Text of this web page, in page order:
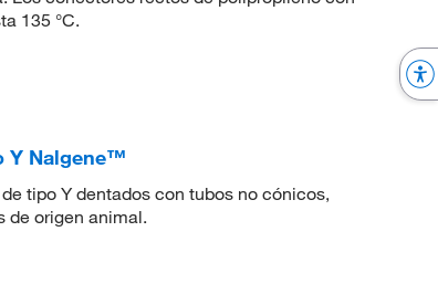
135 °C.
Y Nalgene™
tipo Y dentados con tubos no cónicos,
de origen animal.